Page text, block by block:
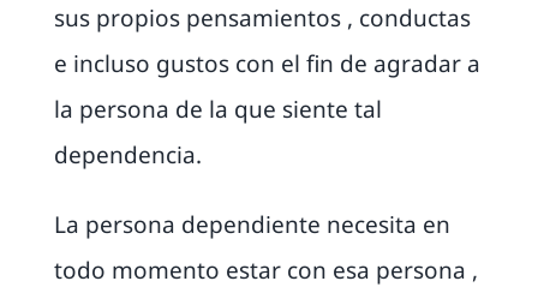
sus propios pensamientos , conductas
e incluso gustos con el fin de agradar a
la persona de la que siente tal
dependencia.
La persona dependiente necesita en
todo momento estar con esa persona ,